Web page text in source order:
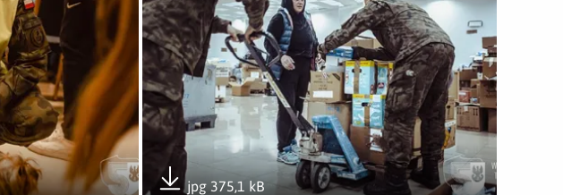
jpg 375,1 kB